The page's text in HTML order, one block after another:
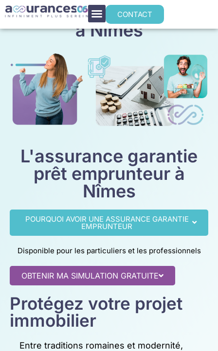
CONTACT
Assurance emprunteur
à Nîmes
L'assurance garantie
prêt emprunteur à
Nîmes
POURQUOI AVOIR UNE ASSURANCE GARANTIE
EMPRUNTEUR
Disponible pour les particuliers et les professionnels
OBTENIR MA SIMULATION GRATUITE
Protégez votre projet
immobilier
Entre traditions romaines et modernité,